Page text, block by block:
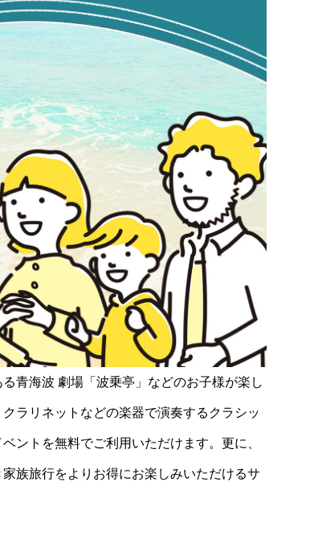
青海波 劇場「波乗亭」などのお子様が楽し
ラリネットなどの楽器で演奏するクラシッ
ントを無料でご利用いただけます。更に、
族旅行をよりお得にお楽しみいただけるサ